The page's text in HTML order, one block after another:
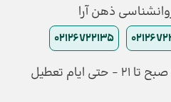
ذهن آرا
02126722135